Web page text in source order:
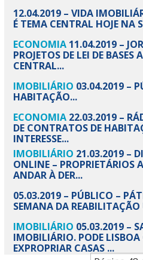
12.04.2019 – VIDA
É TEMA CENTRAL HOJE NA
ECONOMIA 11.04.2019 –
PROJETOS DE LEI DE
CENTRAL...
IMOBILIÁRIO 03.04.2019 –
HABITAÇÃO...
ECONOMIA 22.03.2019 –
DE CONTRATOS DE
INTERESSE...
IMOBILIÁRIO 21.03.2019 –
ONLINE – PROPRIETÁRIOS
ANDAR À DER...
05.03.2019 – PÚBLICO –
SEMANA DA
IMOBILIÁRIO 05.03.2019 –
IMOBILIÁRIO. PODE LISBOA
EXPROPRIAR CASAS ...